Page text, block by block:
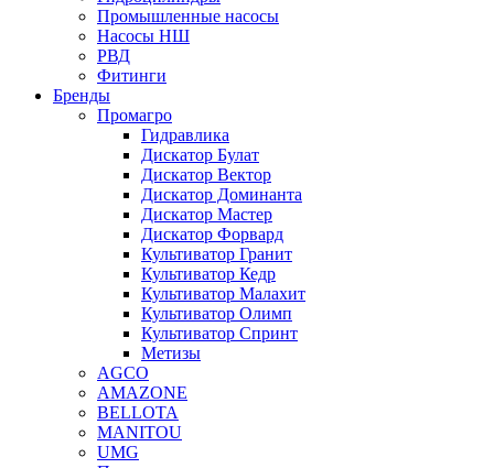
Промышленные насосы
Насосы НШ
РВД
Фитинги
Бренды
Промагро
Гидравлика
Дискатор Булат
Дискатор Вектор
Дискатор Доминанта
Дискатор Мастер
Дискатор Форвард
Культиватор Гранит
Культиватор Кедр
Культиватор Малахит
Культиватор Олимп
Культиватор Спринт
Метизы
AGCO
AMAZONE
BELLOTA
MANITOU
UMG